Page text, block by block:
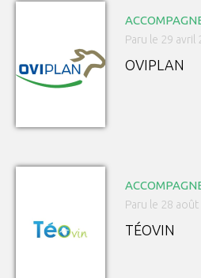
Paru le 29 avril
OVIPLAN
Paru le 28
TÉOVIN